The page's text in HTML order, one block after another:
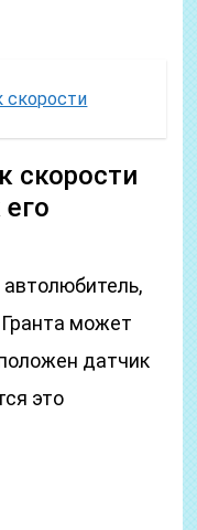
скорости
скорости
может
датчик
это